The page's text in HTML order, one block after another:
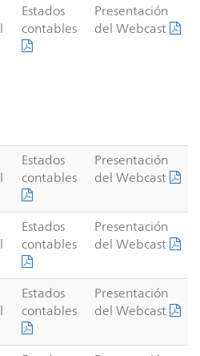
Estados
contables
Presentación
del Webcast
Estados
contables
Presentación
del Webcast
Estados
contables
Presentación
del Webcast
Estados
contables
Presentación
del Webcast